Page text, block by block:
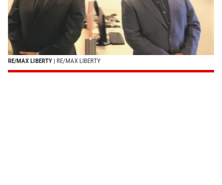
RE/MAX LIBERTY | RE/MAX LIBERTY